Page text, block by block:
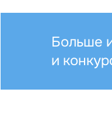
Больше
и